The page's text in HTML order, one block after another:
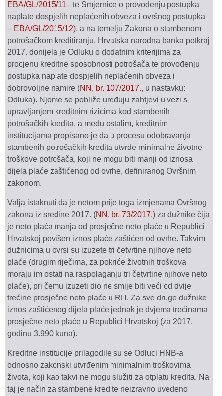
EBA/GL/2015/11– te Smjernice o provođenju postupka
naplate dospjelih neplaćenih obveza i ovršnog postupka
– EBA/GL/2015/12), a na temelju Zakona o stambenom
potrošačkom kreditiranju, Hrvatska narodna banka potkraj
2017. donijela je Odluku o dodatnim kriterijima za
procjenu kreditne sposobnosti potrošača te provođenju
postupka naplate dospjelih neplaćenih obveza i
dobrovoljne namire (NN, br. 107/2017., u nastavku:
Odluka). Njome se pobliže uređuju zahtjevi u vezi s
upravljanjem kreditnim rizicima kod stambenih
potrošačkih kredita, a među ostalim, kreditnim
institucijama propisano je da u procesu odobravanja
stambenih potrošačkih kredita utvrde minimalne životne
troškove potrošača, koji ne mogu biti manji od iznosa
dijela plaće zaštićenog od ovrhe, definiranog Ovršnim
zakonom.
Valja istaknuti da je netom prije toga izmjenama Ovršnog
zakona iz sredine 2017. (NN, br. 73/2017.) za dužnike čija
je neto plaća manja od prosječne neto plaće u Republici
Hrvatskoj povišen iznos plaće zaštićen od ovrhe. Takvim
dužnicima u ovrsi su izuzete tri četvrtine njihove neto
plaće (drugim riječima, za pokriće životnih troškova
moraju im ostati na raspolaganju tri četvrtine njihove neto
plaće), pri čemu izuzeti dio ne smije biti veći od dvije
trećine prosječne neto plaće u RH. Za sve druge dužnike
iznos zaštićenog dijela plaće jednak je dvjema trećinama
prosječne neto plaće u Republici Hrvatskoj (za 2017.
godinu 3.990 kuna).
Kreditne institucije prilagodile su se Odluci HNB-a
odnosno zakonski utvrđenim minimalnim troškovima
života, koji kao takvi ne mogu služiti za otplatu kredita. Na
taj je način za stambene kredite neizravno uvedeno